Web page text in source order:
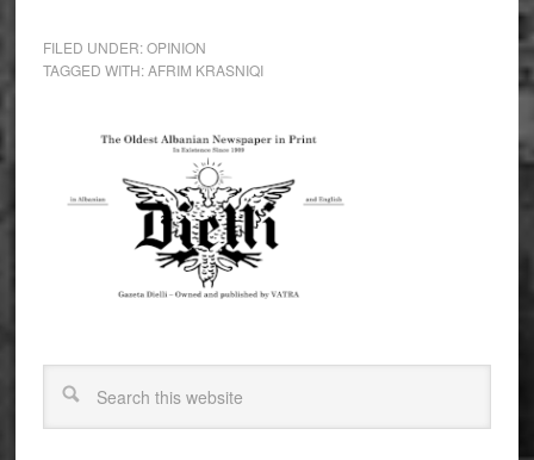
FILED UNDER:OPINION
TAGGED WITH:AFRIM KRASNIQI